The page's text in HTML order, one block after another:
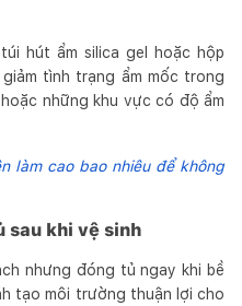
hút ẩm silica gel hoặc hộp
tình trạng ẩm mốc trong
những khu vực có độ ẩm
làm cao bao nhiêu để không
sau khi vệ sinh
nhưng đóng tủ ngay khi bề
tạo môi trường thuận lợi cho